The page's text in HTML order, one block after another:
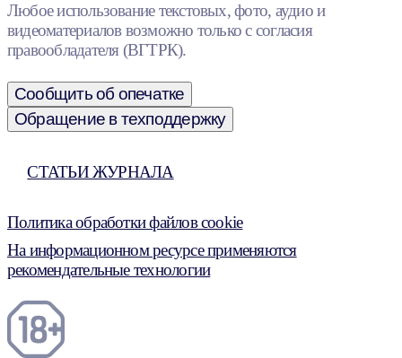
Любое использование текстовых, фото, аудио и
видеоматериалов возможно только с согласия
правообладателя (ВГТРК).
Сообщить об опечатке
Обращение в техподдержку
СТАТЬИ ЖУРНАЛА
Политика обработки файлов cookie
На информационном ресурсе применяются
рекомендательные технологии